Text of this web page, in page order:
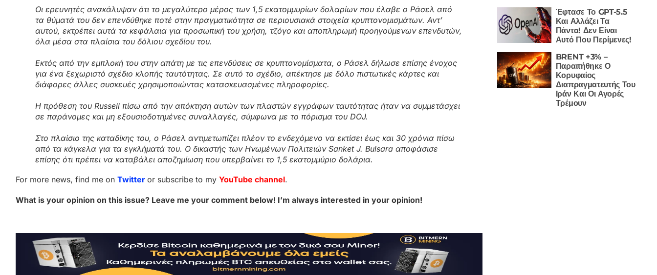
Οι ερευνητές ανακάλυψαν ότι το μεγαλύτερο μέρος των 1,5 εκατομμυρίων δολαρίων που έλαβε ο Ράσελ από
τα θύματά του δεν επενδύθηκε ποτέ στην πραγματικότητα σε περιουσιακά στοιχεία κρυπτονομισμάτων. Αντ’
αυτού, εκτρέπει αυτά τα κεφάλαια για προσωπική του χρήση, τζόγο και αποπληρωμή προηγούμενων επενδυτών,
όλα μέσα στα πλαίσια του δόλιου σχεδίου του.
Εκτός από την εμπλοκή του στην απάτη με τις επενδύσεις σε κρυπτονομίσματα, ο Ράσελ δήλωσε επίσης ένοχος
για ένα ξεχωριστό σχέδιο κλοπής ταυτότητας. Σε αυτό το σχέδιο, απέκτησε με δόλο πιστωτικές κάρτες και
διάφορες άλλες συσκευές χρησιμοποιώντας κατασκευασμένες πληροφορίες.
Η πρόθεση του Russell πίσω από την απόκτηση αυτών των πλαστών εγγράφων ταυτότητας ήταν να συμμετάσχει
σε παράνομες και μη εξουσιοδοτημένες συναλλαγές, σύμφωνα με το πόρισμα του DOJ.
Στο πλαίσιο της καταδίκης του, ο Ράσελ αντιμετωπίζει πλέον το ενδεχόμενο να εκτίσει έως και 30 χρόνια πίσω
από τα κάγκελα για τα εγκλήματά του. Ο δικαστής των Ηνωμένων Πολιτειών Sanket J. Bulsara αποφάσισε
επίσης ότι πρέπει να καταβάλει αποζημίωση που υπερβαίνει το 1,5 εκατομμύριο δολάρια.
For more news, find me on Twitter or subscribe to my YouTube channel.
What is your opinion on this issue? Leave me your comment below! I’m always interested in your opinion!
Έφτασε Το GPT-5.5
Και Αλλάζει Τα
Πάντα! Δεν Είναι
Αυτό Που Περίμενες!
BRENT +3% –
Παραιτήθηκε Ο
Κορυφαίος
Διαπραγματευτής Του
Ιράν Και Οι Αγορές
Τρέμουν